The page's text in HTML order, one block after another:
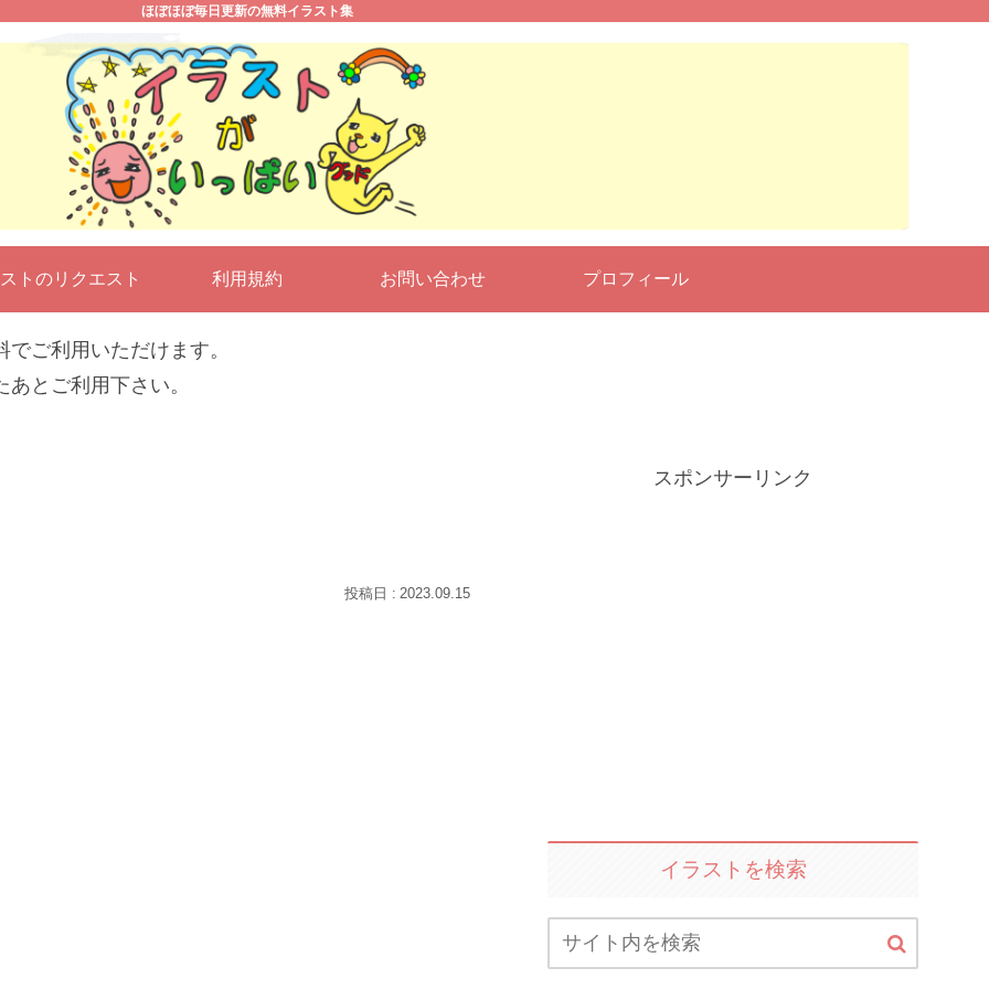
ほぼほぼ毎日更新の無料イラスト集
トのリクエスト 利用規約 お問い合わせ プロフィール
ご利用いただけます。
とご利用下さい。
2023.09.15
スポンサーリンク
イラストを検索